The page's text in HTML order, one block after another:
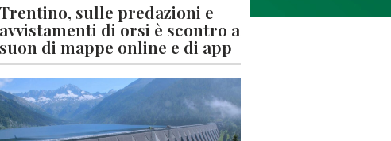
Trentino, sulle predazioni e
avvistamenti di orsi è scontro a
suon di mappe online e di app